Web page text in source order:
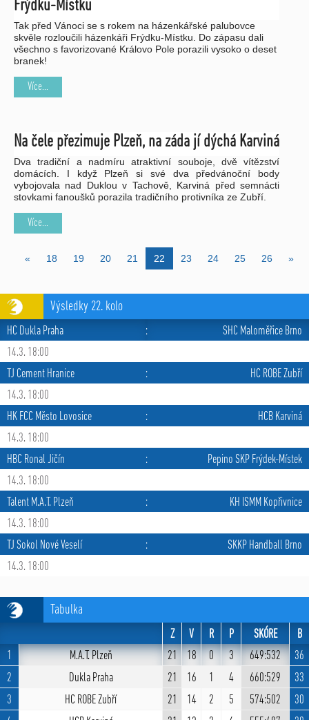
Frýdku-Místku
Tak před Vánoci se s rokem na házenkářské palubovce
skvěle rozloučili házenkáři Frýdku-Místku. Do zápasu dali
všechno s favorizované Královo Pole porazili vysoko o deset
branek!
Více...
Na čele přezimuje Plzeň, na záda jí dýchá Karviná
Dva tradiční a nadmíru atraktivní souboje, dvě vítězství
domácích. I když Plzeň si své dva předvánoční body
vybojovala nad Duklou v Tachově, Karviná před semnácti
stovkami fanoušků porazila tradičního protivníka ze Zubří.
Více...
« 18 19 20 21 22 23 24 25 26 »
Výsledky 22. kolo
HC Dukla Praha :
SHC Maloměřice Brno
14.3. 18:00
TJ Cement Hranice
:
HC ROBE Zubří
14.3. 18:00
HK FCC Město Lovosice
:
HCB Karviná
14.3. 18:00
HBC Ronal Jičín
:
Pepino SKP Frýdek-Místek
14.3. 18:00
Talent M.A.T. Plzeň
:
KH ISMM Kopřivnice
14.3. 18:00
TJ Sokol Nové Veselí
:
SKKP Handball Brno
14.3. 18:00
Tabulka
Z V R P SKÓRE
B
1
M.A.T. Plzeň 21 18 0 3 649:532
36
2
Dukla Praha 21 16 1 4 660:529
33
3
HC ROBE Zubří 21 14 2 5 574:502
30